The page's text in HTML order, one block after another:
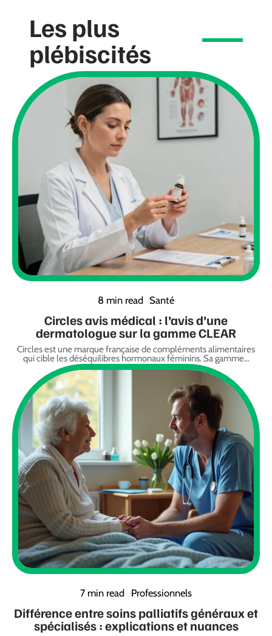
Les plus
plébiscités
8 min read Santé
Circles avis médical : l’avis d’une
dermatologue sur la gamme CLEAR
Circles est une marque française de compléments alimentaires
qui cible les déséquilibres hormonaux féminins. Sa gamme…
7 min read Professionnels
Différence entre soins palliatifs généraux et
spécialisés : explications et nuances